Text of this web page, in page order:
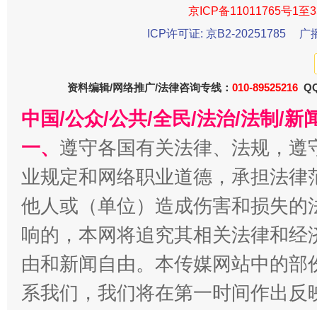
东山县通报“牛蛙产品抗生素超标问题” 法
京ICP备11011765号1至
ICP许可证: 京B2-20251785
广
资料编辑/网络推广/法律咨询专线： 010-89525216
中国/公众/公共/全民/法治/法制/新
一、 遵守各国有关法律、法规，
业规定和网络职业道德，承担法
他人或（单位）造成伤害和损失
响的，本网将追究其相关法律和
由和新闻自由。本传媒网站中的
系我们，我们将在第一时间作出